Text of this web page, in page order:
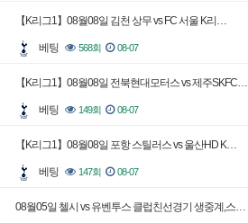
【K리그1】08월08일 김천 상무 vs FC 서울 K리…
베팅 568회 08-07
【K리그1】08월08일 전북현대모터스 vs 제주SKFC…
베팅 149회 08-07
【K리그1】08월08일 포항 스틸러스 vs 울산HD K…
베팅 147회 08-07
08월05일 첼시 vs 유벤투스 클럽친선경기 생중계,스…